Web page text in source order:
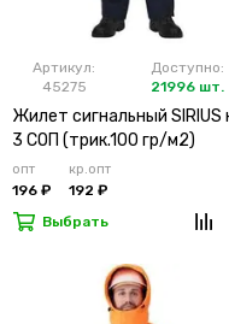
Артикул:
45275
Доступно:
21996 шт.
Жилет сигнальный SIRIUS
3 СОП (трик.100 гр/м2)
лимонный
опт
196 ₽
кр.опт
192 ₽
Выбрать